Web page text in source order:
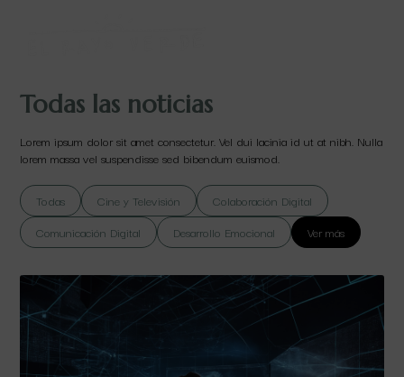
Todas las noticias
Lorem ipsum dolor sit amet consectetur. Vel dui lacinia id ut at nibh. Nulla
lorem massa vel suspendisse sed bibendum euismod.
Todas Cine y Televisión
Colaboración Digital
Comunicación Digital
Desarrollo Emocional Ver más